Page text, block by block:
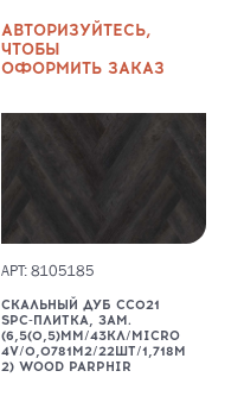
АВТОРИЗУЙТЕСЬ,
ЧТОБЫ
ОФОРМИТЬ ЗАКАЗ
АРТ: 8105185
СКАЛЬНЫЙ ДУБ CC021
SPC-ПЛИТКА, ЗАМ.
(6,5(0,5)ММ/43КЛ/MICRO
4V/0,0781М2/22ШТ/1,718М
2) WOOD PARPHIR